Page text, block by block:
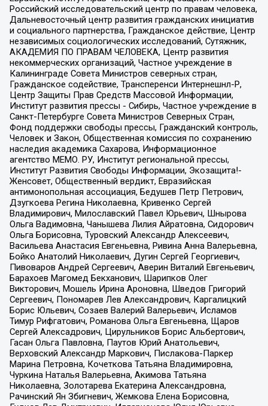
Российский исследовательский центр по правам человека,
Дальневосточный центр развития гражданских инициатив
и социального партнерства, Гражданское действие, Центр
независимых социологических исследований, Сутяжник,
АКАДЕМИЯ ПО ПРАВАМ ЧЕЛОВЕКА, Центр развития
некоммерческих организаций, Частное учреждение в
Калининграде Совета Министров северных стран,
Гражданское содействие, Трансперенси Интернешнл-Р,
Центр Защиты Прав Средств Массовой Информации,
Институт развития прессы - Сибирь, Частное учреждение в
Санкт-Петербурге Совета Министров Северных Стран,
Фонд поддержки свободы прессы, Гражданский контроль,
Человек и Закон, Общественная комиссия по сохранению
наследия академика Сахарова, Информационное
агентство МЕМО. РУ, Институт региональной прессы,
Институт Развития Свободы Информации, Экозащита!-
Женсовет, Общественный вердикт, Евразийская
антимонопольная ассоциация, Бедушев Петр Петрович,
Дзугкоева Регина Николаевна, Кривенко Сергей
Владимирович, Милославский Павел Юрьевич, Шнырова
Ольга Вадимовна, Чанышева Лилия Айратовна, Сидорович
Ольга Борисовна, Туровский Александр Алексеевич,
Васильева Анастасия Евгеньевна, Ривина Анна Валерьевна,
Бойко Анатолий Николаевич, Дугин Сергей Георгиевич,
Пивоваров Андрей Сергеевич, Аверин Виталий Евгеньевич,
Барахоев Магомед Бекханович, Шарипков Олег
Викторович, Мошель Ирина Ароновна, Шведов Григорий
Сергеевич, Пономарев Лев Александрович, Каргалицкий
Борис Юльевич, Созаев Валерий Валерьевич, Исламов
Тимур Рифгатович, Романова Ольга Евгеньевна, Щаров
Сергей Алексадрович, Цирульников Борис Альбертович,
Гасан Ольга Павловна, Паутов Юрий Анатольевич,
Верховский Александр Маркович, Пислакова-Паркер
Марина Петровна, Кочеткова Татьяна Владимировна,
Чуркина Наталья Валерьевна, Акимова Татьяна
Николаевна, Золотарева Екатерина Александровна,
Рачинский Ян Збигневич, Жемкова Елена Борисовна,